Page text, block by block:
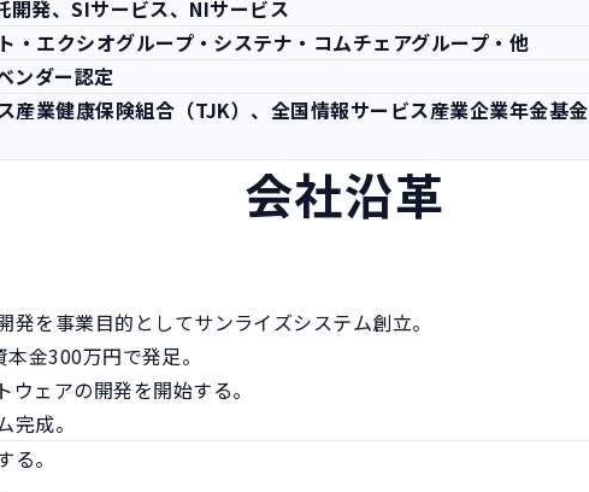
発、SIサービス、NIサービス
・エクシオグループ・システナ・コムチェアグループ・他
ンダー認定
産業健康保険組合（TJK）、全国情報サービス産業企業年金基金
会社沿革
発を事業目的としてサンライズシステム創立。
金300万円で発足。
ェアの開発を開始する。
成。
。